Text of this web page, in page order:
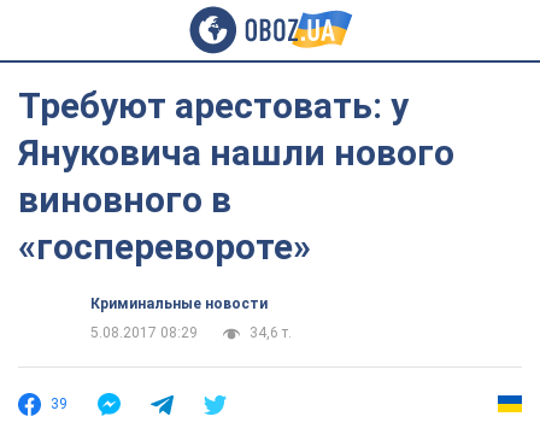
Требуют арестовать: у
Януковича нашли нового
виновного в
«госперевороте»
Криминальные новости
5.08.2017 08:29
34,6 т.
39